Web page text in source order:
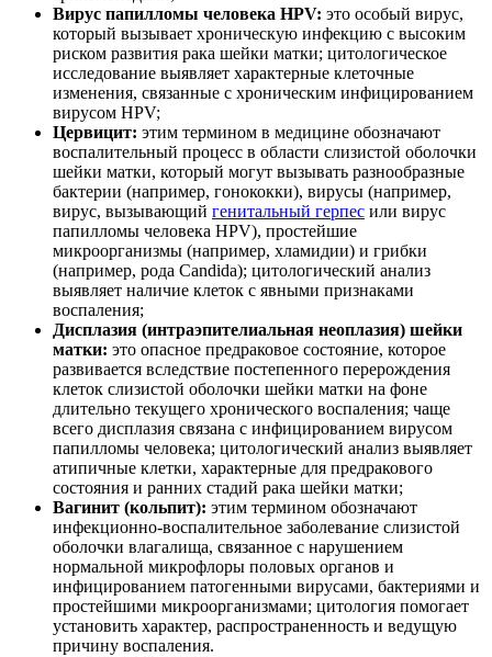
Вирус папилломы человека HPV: это особый вирус,
который вызывает хроническую инфекцию с высоким
риском развития рака шейки матки; цитологическое
исследование выявляет характерные клеточные
изменения, связанные с хроническим инфицированием
вирусом HPV;
Цервицит: этим термином в медицине обозначают
воспалительный процесс в области слизистой оболочки
шейки матки, который могут вызывать разнообразные
бактерии (например, гонококки), вирусы (например,
вирус, вызывающий генитальный герпес или вирус
папилломы человека HPV), простейшие
микроорганизмы (например, хламидии) и грибки
(например, рода Candida); цитологический анализ
выявляет наличие клеток с явными признаками
воспаления;
Дисплазия (интраэпителиальная неоплазия) шейки
матки: это опасное предраковое состояние, которое
развивается вследствие постепенного перерождения
клеток слизистой оболочки шейки матки на фоне
длительно текущего хронического воспаления; чаще
всего дисплазия связана с инфицированием вирусом
папилломы человека; цитологический анализ выявляет
атипичные клетки, характерные для предракового
состояния и ранних стадий рака шейки матки;
Вагинит (кольпит): этим термином обозначают
инфекционно-воспалительное заболевание слизистой
оболочки влагалища, связанное с нарушением
нормальной микрофлоры половых органов и
инфицированием патогенными вирусами, бактериями и
простейшими микроорганизмами; цитология помогает
установить характер, распространенность и ведущую
причину воспаления.